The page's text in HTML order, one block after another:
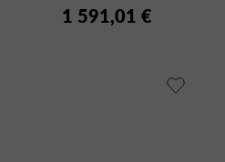
1 591,01 €